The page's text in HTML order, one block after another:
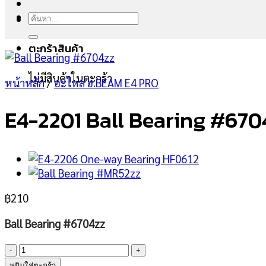
ตะกร้าสินค้า
ไม่มีสินค้าในตะกร้า
ค้นหา:
หน้าหลัก/อะไหล่ ฮ.BEAM E4 PRO
E4-2201 Ball Bearing
฿210
Ball Bearing #6704zz
จำนวน
E4-